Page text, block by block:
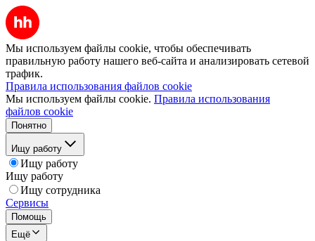
Мы используем файлы cookie, чтобы обеспечивать
правильную работу нашего веб-сайта и анализировать сетевой
трафик.
Правила использования файлов cookie
Мы используем файлы cookie. Правила использования
файлов cookie
Понятно
Ищу работу
Ищу работу
Ищу работу
Ищу сотрудника
Сервисы
Помощь
Ещё